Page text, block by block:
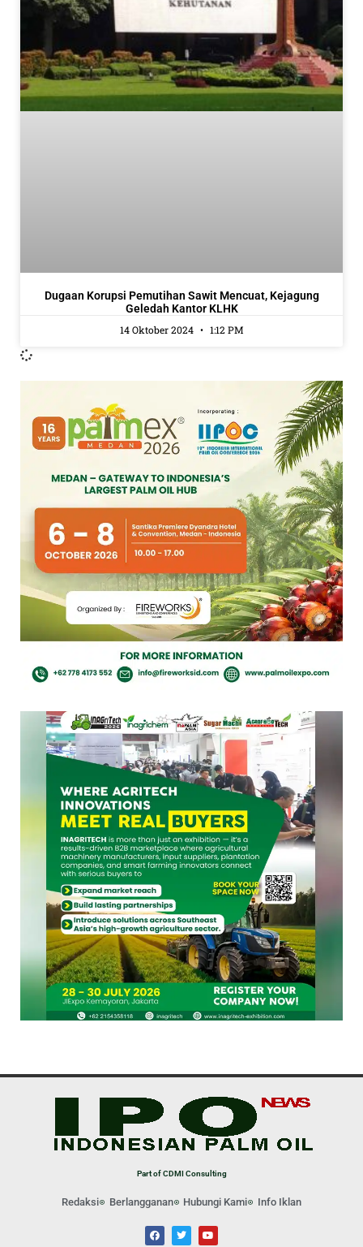
Dugaan Korupsi Pemutihan Sawit Mencuat, Kejagung
Geledah Kantor KLHK
14 Oktober 2024
1:12 PM
Part of CDMI Consulting
Redaksi Berlangganan Hubungi Kami Info Iklan